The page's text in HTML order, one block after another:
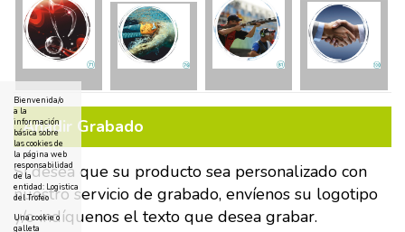
Añadir Grabado
Si desea que su producto sea personalizado con
nuestro servicio de grabado, envíenos su logotipo
y/o indíquenos el texto que desea grabar.
Bienvenida/o
a la
información
básica sobre
las cookies de
la página web
responsabilidad
de la
entidad: Logistica
del Trofeo
Una cookie o
galleta